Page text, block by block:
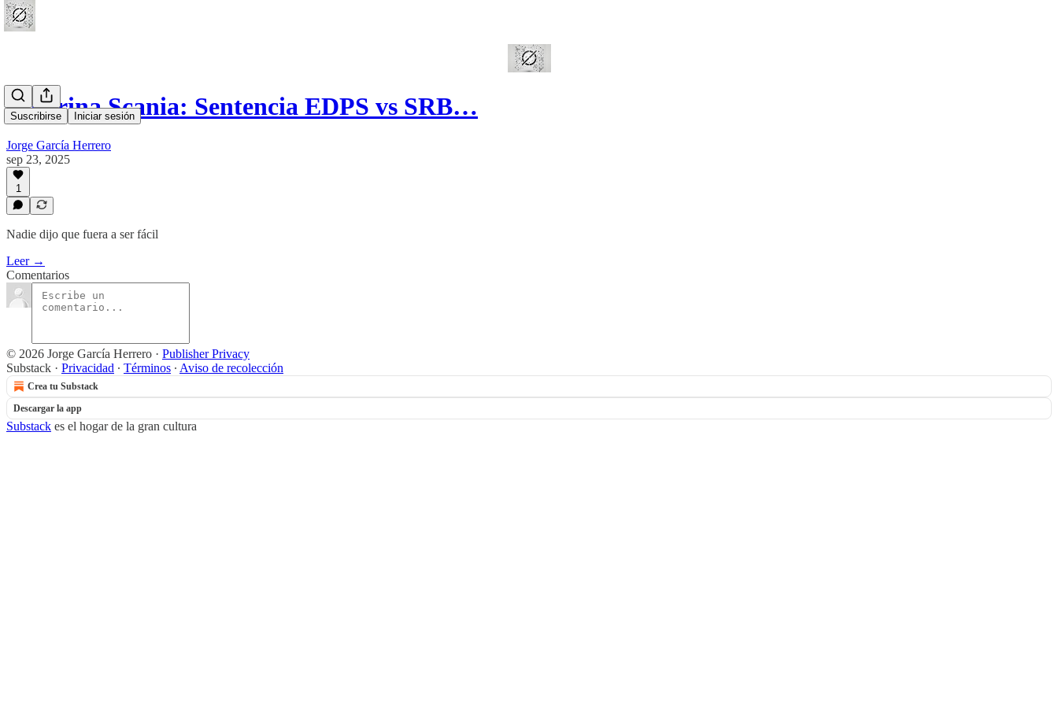
Suscribirse Iniciar sesión
Doctrina Scania: Sentencia EDPS vs SRB…
Jorge García Herrero
sep 23, 2025
1
Nadie dijo que fuera a ser fácil
Leer →
Comentarios
© 2026 Jorge García Herrero · Publisher Privacy
Substack · Privacidad ∙ Términos ∙ Aviso de recolección
Crea tu Substack
Descargar la app
Substack es el hogar de la gran cultura